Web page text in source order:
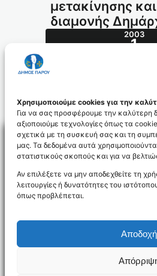
Χρησιμοποιούμε cookies για την
Για να σας προσφέρουμε την καλύτερη
αξιοποιούμε τεχνολογίες όπως τα
σχετικά με τη συσκευή σας και τη
μας. Τα δεδομένα αυτά
στατιστικούς σκοπούς και για να
Αν επιλέξετε να μην αποδεχθείτε τη
λειτουργίες ή δυνατότητες του
όπως προβλέπεται.
Αποδοχή
μετακίνησης και
διαμονής
2003
1
475.2003_id715
Δήλωση